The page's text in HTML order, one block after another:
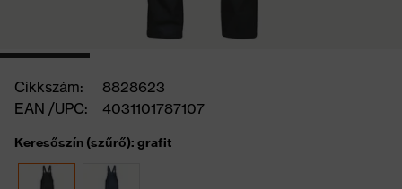
Cikkszám:
8828623
EAN /UPC:
4031101787107
Keresőszín (szűrő): grafit